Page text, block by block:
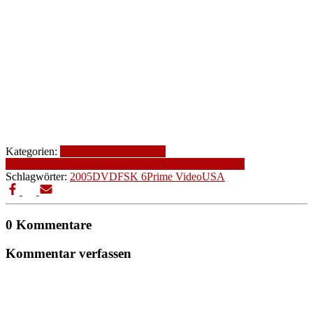
Kategorien:
Schlagwörter: 2005DVDFSK 6Prime VideoUSA
0 Kommentare
Kommentar verfassen